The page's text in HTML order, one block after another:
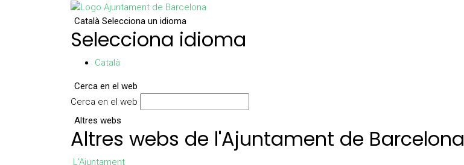
Català Selecciona un idioma
Selecciona idioma
Català
Cerca en el web
Cerca en el web
Altres webs
Altres webs de l'Ajuntament de Barcelona
L'Ajuntament